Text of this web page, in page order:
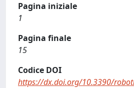
Pagina iniziale
1
Pagina finale
15
Codice DOI
https://dx.doi.org/10.3390/